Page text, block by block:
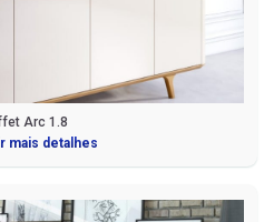
Arc 1.8
mais detalhes